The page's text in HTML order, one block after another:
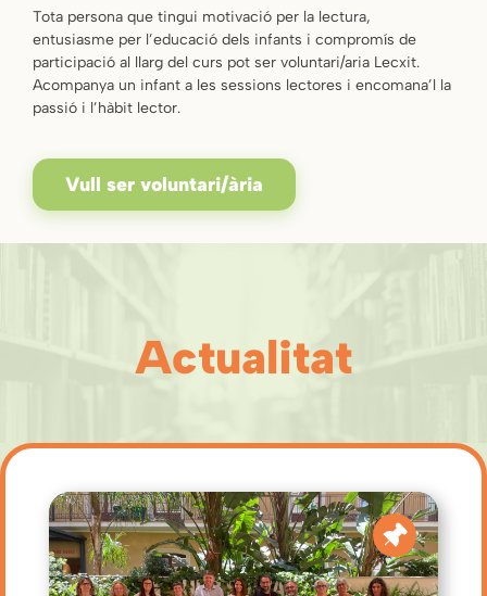
Tota persona que tingui motivació per la lectura,
entusiasme per l’educació dels infants i compromís de
participació al llarg del curs pot ser voluntari/aria Lecxit.
Acompanya un infant a les sessions lectores i encomana’l la
passió i l’hàbit lector.
Vull ser voluntari/ària
Actualitat